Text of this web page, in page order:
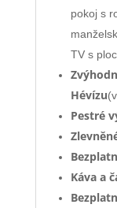
pokoj s
TV s
Hévízu
Pestré
Káva a